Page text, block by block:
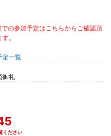
の参加予定はこちらからご確認頂
。
定一覧
御礼
ください